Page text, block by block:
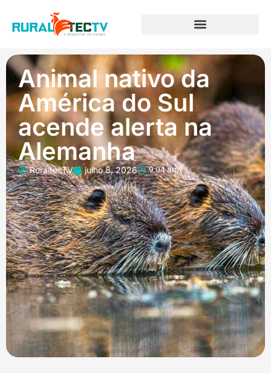
Animal nativo da
América do Sul
acende alerta na
Alemanha
RuraltecTV julho 8, 2026 9:04 am